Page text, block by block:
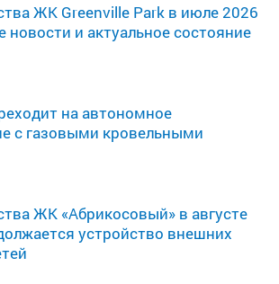
ЖК Greenville Park в июле 2026
новости и актуальное состояние
на автономное
с газовыми кровельными
ЖК «Абрикосовый» в августе
устройство внешних